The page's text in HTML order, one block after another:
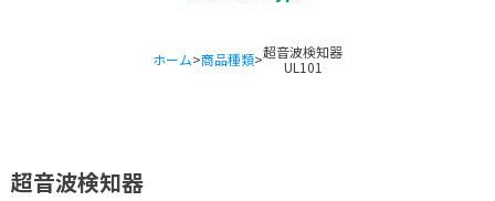
ホーム>商品種類>超音波検知器
UL101
超音波検知器